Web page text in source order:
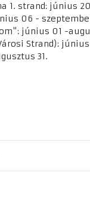
1. strand: június
06 -
június 01 -
Strand): június
31.